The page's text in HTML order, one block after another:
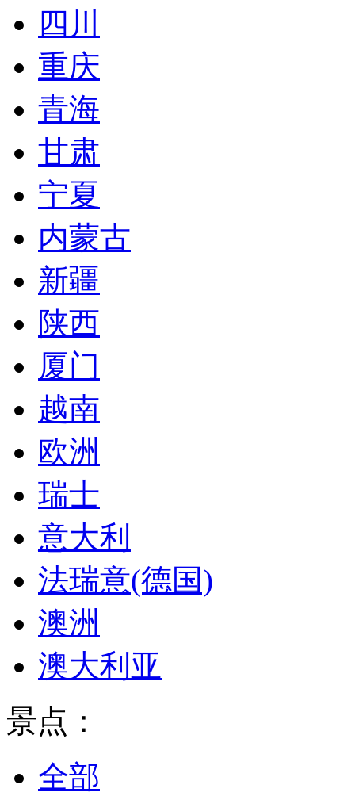
四川
重庆
青海
甘肃
宁夏
内蒙古
新疆
陕西
厦门
越南
欧洲
瑞士
意大利
法瑞意(德国)
澳洲
澳大利亚
景点：
全部